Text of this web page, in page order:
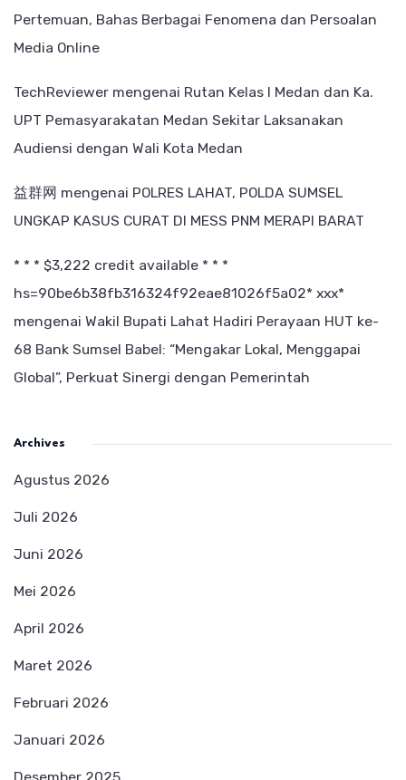
Pertemuan, Bahas Berbagai Fenomena dan Persoalan
Media Online
TechReviewer mengenai Rutan Kelas I Medan dan Ka.
UPT Pemasyarakatan Medan Sekitar Laksanakan
Audiensi dengan Wali Kota Medan
益群网 mengenai POLRES LAHAT, POLDA SUMSEL
UNGKAP KASUS CURAT DI MESS PNM MERAPI BARAT
* * * $3,222 credit available * * *
hs=90be6b38fb316324f92eae81026f5a02* ххх*
mengenai Wakil Bupati Lahat Hadiri Perayaan HUT ke-
68 Bank Sumsel Babel: “Mengakar Lokal, Menggapai
Global”, Perkuat Sinergi dengan Pemerintah
Archives
Agustus 2026
Juli 2026
Juni 2026
Mei 2026
April 2026
Maret 2026
Februari 2026
Januari 2026